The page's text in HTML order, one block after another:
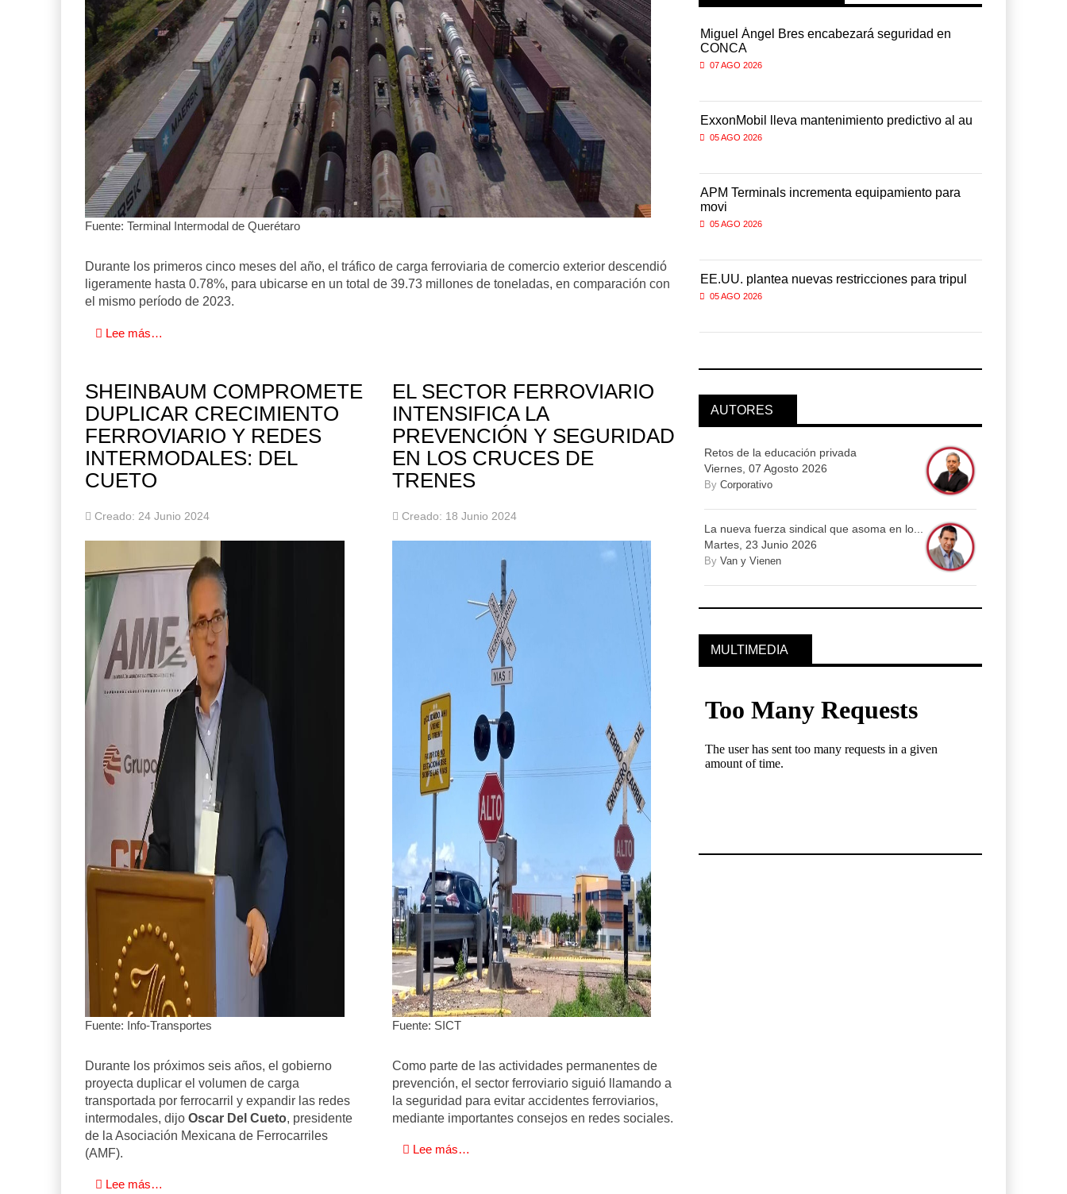
Fuente: Terminal Intermodal de Querétaro
Durante los primeros cinco meses del año, el tráfico de carga ferroviaria de comercio exterior descendió
ligeramente hasta 0.78%, para ubicarse en un total de 39.73 millones de toneladas, en comparación con
el mismo período de 2023.
Lee más…
SHEINBAUM COMPROMETE
DUPLICAR CRECIMIENTO
FERROVIARIO Y REDES
INTERMODALES: DEL
CUETO
Creado: 24 Junio 2024
Fuente: Info-Transportes
Durante los próximos seis años, el gobierno
proyecta duplicar el volumen de carga
transportada por ferrocarril y expandir las redes
intermodales, dijo Oscar Del Cueto, presidente
de la Asociación Mexicana de Ferrocarriles
(AMF).
Lee más…
EL SECTOR FERROVIARIO
INTENSIFICA LA
PREVENCIÓN Y SEGURIDAD
EN LOS CRUCES DE
TRENES
Creado: 18 Junio 2024
Fuente: SICT
Como parte de las actividades permanentes de
prevención, el sector ferroviario siguió llamando a
la seguridad para evitar accidentes ferroviarios,
mediante importantes consejos en redes sociales.
Lee más…
Miguel Ángel Bres encabezará seguridad en
CONCA
07 AGO 2026
ExxonMobil lleva mantenimiento predictivo al au
05 AGO 2026
APM Terminals incrementa equipamiento para
movi
05 AGO 2026
EE.UU. plantea nuevas restricciones para tripul
05 AGO 2026
Miguel Ángel Bres encabezará seguridad en
CONCA
07 AGO 2026
ExxonMobil lleva mantenimiento predictivo al au
05 AGO 2026
APM Terminals incrementa equipamiento para
movi
EE.UU. plantea nuevas restricciones para tripul
Miguel Ángel Bres encabezará seguridad en
CONCA
07 AGO 2026
ExxonMobil lleva mantenimiento predictivo al au
05 AGO 2026
APM Terminals incrementa equipamiento para
movi
05 AGO 2026
EE.UU. plantea nuevas restricciones para tripul
05 AGO 2026
AUTORES
Retos de la educación privada
Viernes, 07 Agosto 2026
ByCorporativo
La nueva fuerza sindical que asoma en lo...
Martes, 23 Junio 2026
ByVan y Vienen
MULTIMEDIA